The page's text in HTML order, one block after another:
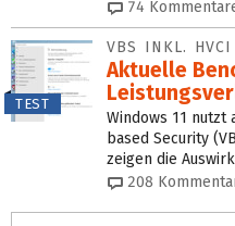
74
TEST
VBS INKL.
Aktuelle
Windows 11 nutzt
based Security
zeigen die
208